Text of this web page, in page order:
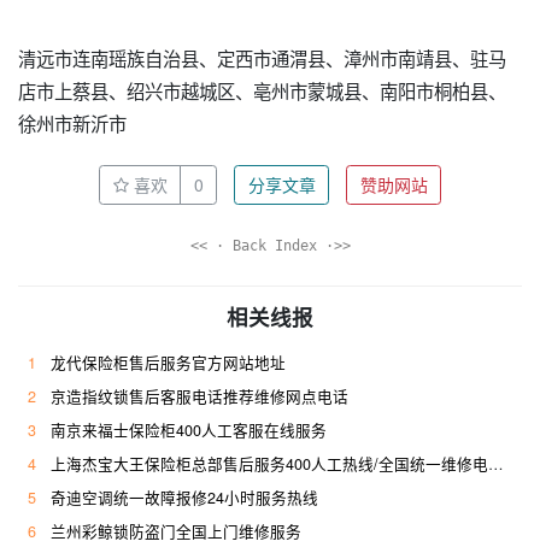
清远市连南瑶族自治县、定西市通渭县、漳州市南靖县、驻马
店市上蔡县、绍兴市越城区、亳州市蒙城县、南阳市桐柏县、
徐州市新沂市
喜欢 0 分享文章 赞助网站
<< · Back Index ·>>
相关线报
1
龙代保险柜售后服务官方网站地址
2
京造指纹锁售后客服电话推荐维修网点电话
3
南京来福士保险柜400人工客服在线服务
4
上海杰宝大王保险柜总部售后服务400人工热线/全国统一维修电话是多少
5
奇迪空调统一故障报修24小时服务热线
6
兰州彩鲸锁防盗门全国上门维修服务